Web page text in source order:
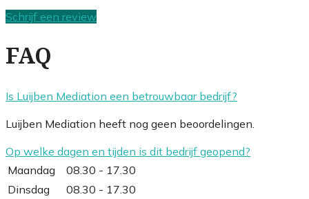
Schrijf een review
FAQ
Is Luijben Mediation een betrouwbaar bedrijf?
Luijben Mediation heeft nog geen beoordelingen.
Op welke dagen en tijden is dit bedrijf geopend?
Maandag
08.30 - 17.30
Dinsdag
08.30 - 17.30